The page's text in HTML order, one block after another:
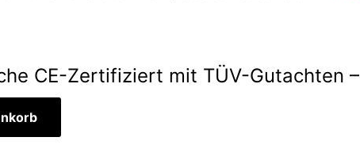
CE-Zertifiziert mit TÜV-Gutachten –